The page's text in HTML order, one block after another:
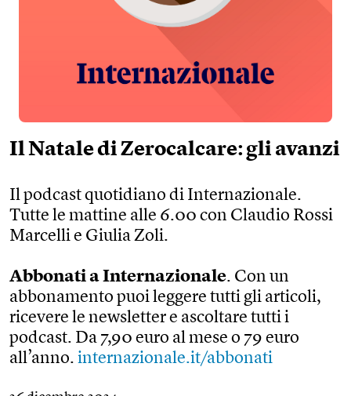
Il Natale di Zerocalcare: gli avanzi
Il podcast quotidiano di Internazionale.
Tutte le mattine alle 6.00 con Claudio Rossi
Marcelli e Giulia Zoli.
Abbonati a Internazionale. Con un
abbonamento puoi leggere tutti gli articoli,
ricevere le newsletter e ascoltare tutti i
podcast. Da 7,90 euro al mese o 79 euro
all’anno. internazionale.it/abbonati